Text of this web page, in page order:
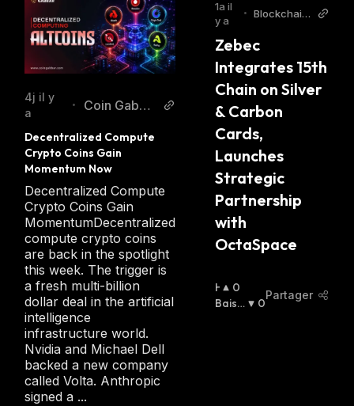
assets while still allowing them the flexibility
they need when making transactions.
4j il y
a
•
Coin Gabba
Decentralized Compute
Crypto Coins Gain
Momentum Now
Decentralized Compute
Crypto Coins Gain
MomentumDecentralized
compute crypto coins
are back in the spotlight
this week. The trigger is
a fresh multi-billion
dollar deal in the artificial
intelligence
infrastructure world.
Nvidia and Michael Dell
backed a new company
called Volta. Anthropic
signed a ...
1a il
y a
•
Blockchain
Zebec
Integrates 15th
Chain on Silver
& Carbon
Cards,
Launches
Strategic
Partnership
with
OctaSpace
H
A
0
Baissi
0
Partager